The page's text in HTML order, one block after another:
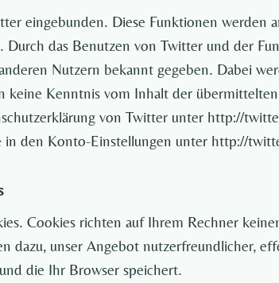
eingebunden. Diese Funktionen werden
das Benutzen von Twitter und der
Nutzern bekannt gegeben. Dabei
keine Kenntnis vom Inhalt der
von Twitter unter http://
den Konto-Einstellungen unter http://
Cookies richten auf Ihrem Rechner
dazu, unser Angebot nutzerfreundlicher,
die Ihr Browser speichert.